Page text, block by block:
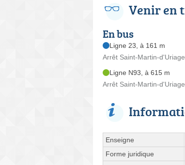
Venir en
En bus
Ligne 23, à 161 m
Arrêt Saint-Martin-
Ligne N93, à 615 m
Arrêt Saint-Martin-
Enseigne
Forme juridique